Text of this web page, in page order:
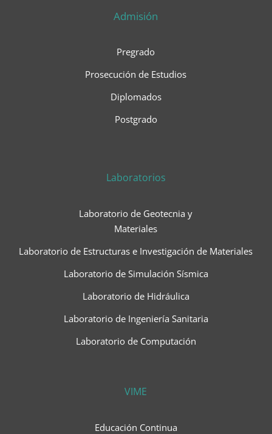
Admisión
Pregrado
Prosecución de Estudios
Diplomados
Postgrado
Laboratorios
Laboratorio de Geotecnia y
Materiales
Laboratorio de Estructuras e Investigación de Materiales
Laboratorio de Simulación Sísmica
Laboratorio de Hidráulica
Laboratorio de Ingeniería Sanitaria
Laboratorio de Computación
VIME
Educación Continua